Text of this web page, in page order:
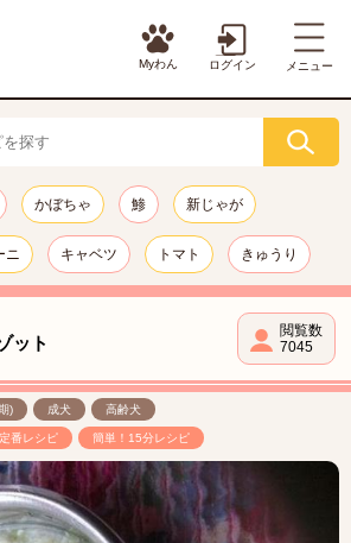
Myわん ログイン メニュー
かぼちゃ 鯵 新じゃが
ニ キャベツ トマト きゅうり
ット
閲覧数
7045
) 成犬 高齢犬
番レシピ 簡単！15分レシピ